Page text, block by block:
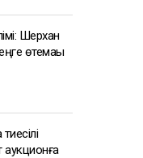
Шерхан
өтемақы
аукционға